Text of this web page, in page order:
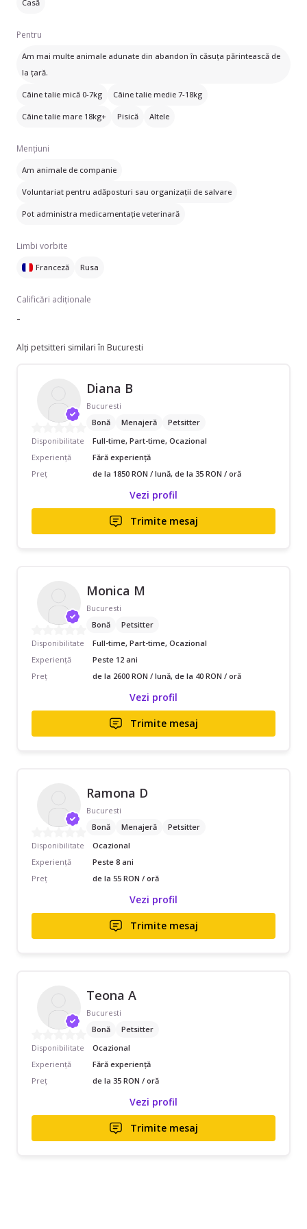
Casă
Pentru
Am mai multe animale adunate din abandon în căsuța părintească de
la țară.
Câine talie mică 0-7kg Câine talie medie 7-18kg
Câine talie mare 18kg+ Pisică Altele
Mențiuni
Am animale de companie
Voluntariat pentru adăposturi sau organizații de salvare
Pot administra medicamentație veterinară
Limbi vorbite
Franceză Rusa
Calificări adiționale
-
Alți petsitteri similari în Bucuresti
Diana B
Bucuresti
Bonă
Menajeră
Petsitter
Disponibilitate
Full-time, Part-time, Ocazional
Experiență
Fără experiență
Preț
de la 1850 RON / lună, de la 35 RON / oră
Vezi profil
Trimite mesaj
Monica M
Bucuresti
Bonă
Petsitter
Disponibilitate
Full-time, Part-time, Ocazional
Experiență
Peste 12 ani
Preț
de la 2600 RON / lună, de la 40 RON / oră
Vezi profil
Trimite mesaj
Ramona D
Bucuresti
Bonă
Menajeră
Petsitter
Disponibilitate
Ocazional
Experiență
Peste 8 ani
Preț
de la 55 RON / oră
Vezi profil
Trimite mesaj
Teona A
Bucuresti
Bonă
Petsitter
Disponibilitate
Ocazional
Experiență
Fără experiență
Preț
de la 35 RON / oră
Vezi profil
Trimite mesaj